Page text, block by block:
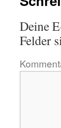
Deine
Felder